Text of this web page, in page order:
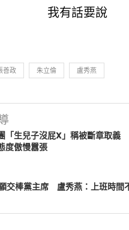
我有話要說
善政 朱立倫 盧秀燕
「生兒子沒屁X」稱被斷章取義
度傲慢囂張
交棒黨主席 盧秀燕：上班時間